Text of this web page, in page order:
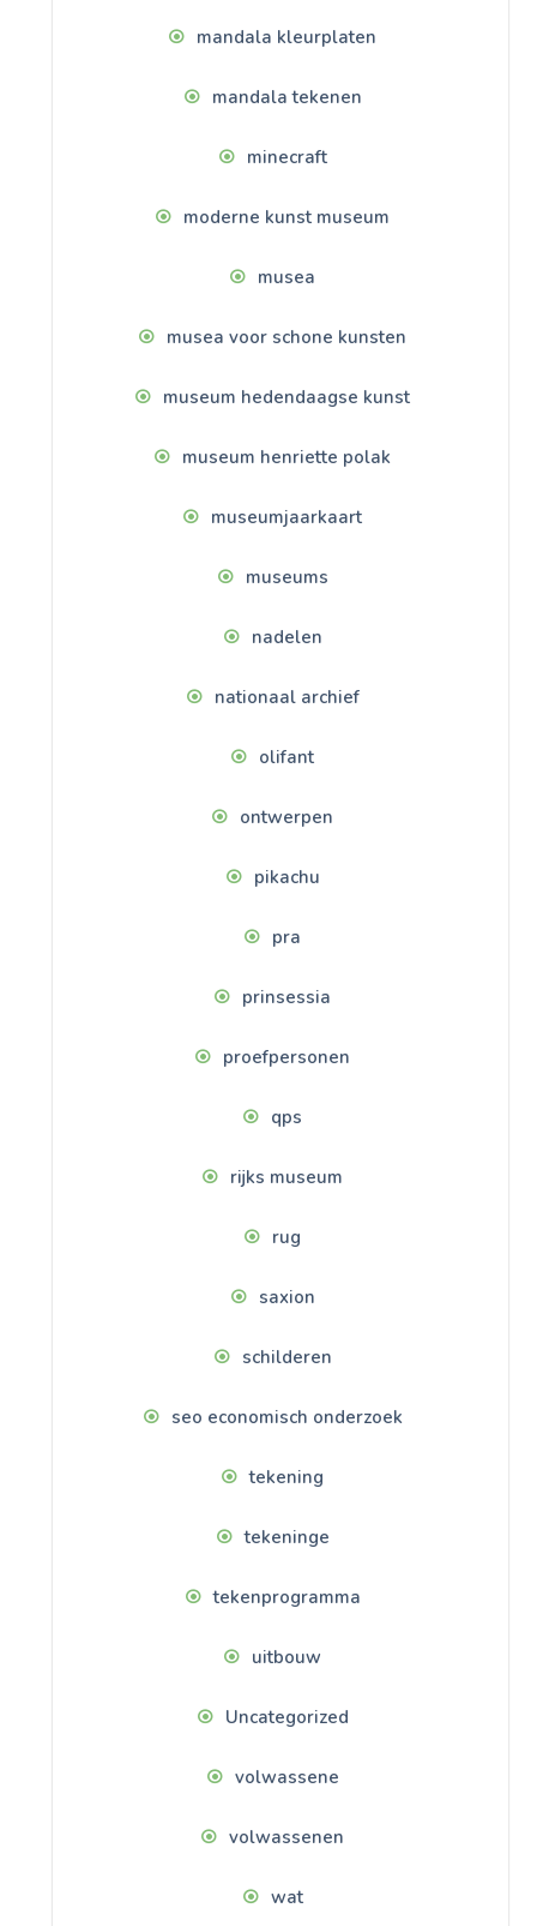
mandala kleurplaten
mandala tekenen
minecraft
moderne kunst museum
musea
musea voor schone kunsten
museum hedendaagse kunst
museum henriette polak
museumjaarkaart
museums
nadelen
nationaal archief
olifant
ontwerpen
pikachu
pra
prinsessia
proefpersonen
qps
rijks museum
rug
saxion
schilderen
seo economisch onderzoek
tekening
tekeninge
tekenprogramma
uitbouw
Uncategorized
volwassene
volwassenen
wat